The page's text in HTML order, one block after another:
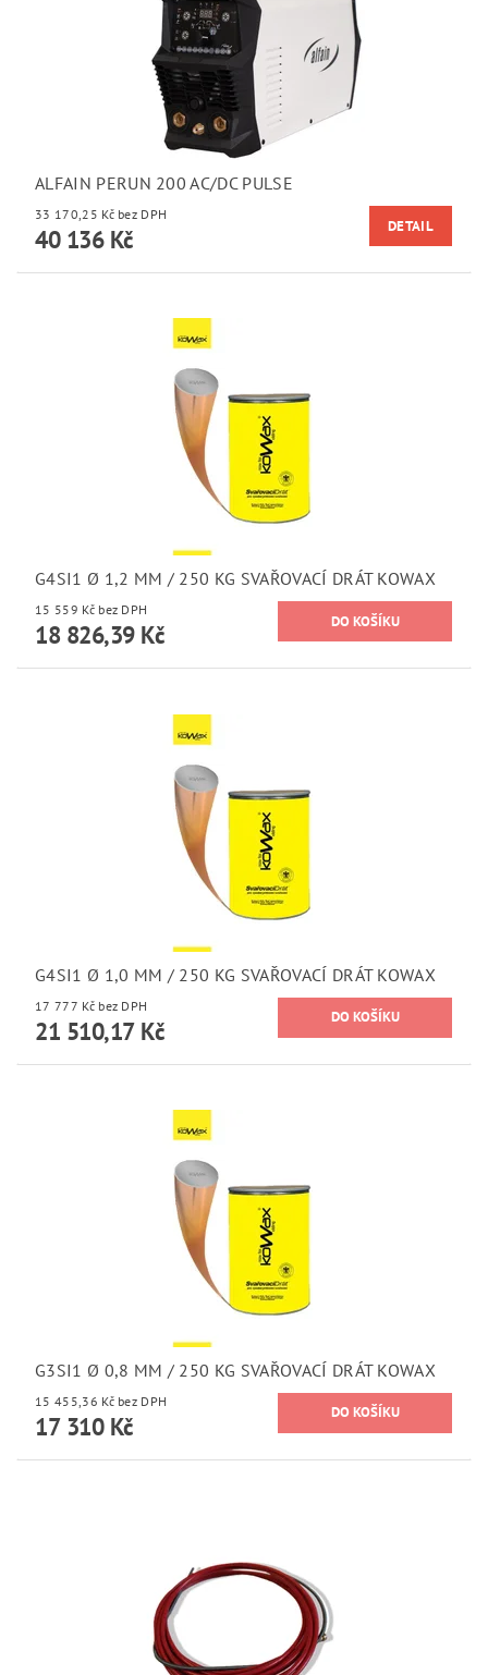
ALFAIN PERUN 200 AC/DC PULSE
33 170,25 Kč bez DPH
40 136 Kč DETAIL
G4SI1 Ø 1,2 MM / 250 KG SVAŘOVACÍ DRÁT KOWAX
15 559 Kč bez DPH
18 826,39 Kč
G4SI1 Ø 1,0 MM / 250 KG SVAŘOVACÍ DRÁT KOWAX
17 777 Kč bez DPH
21 510,17 Kč
G3SI1 Ø 0,8 MM / 250 KG SVAŘOVACÍ DRÁT KOWAX
15 455,36 Kč bez DPH
17 310 Kč